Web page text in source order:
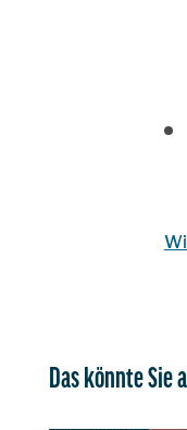
Das könnte Sie